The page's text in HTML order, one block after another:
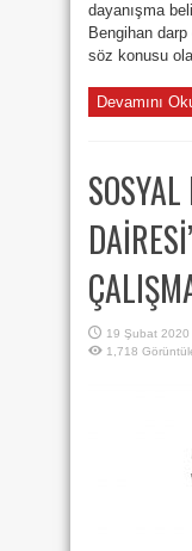
dayanışma
Bengihan darp
söz konusu
Devamını
19 Şubat 2020
1,718